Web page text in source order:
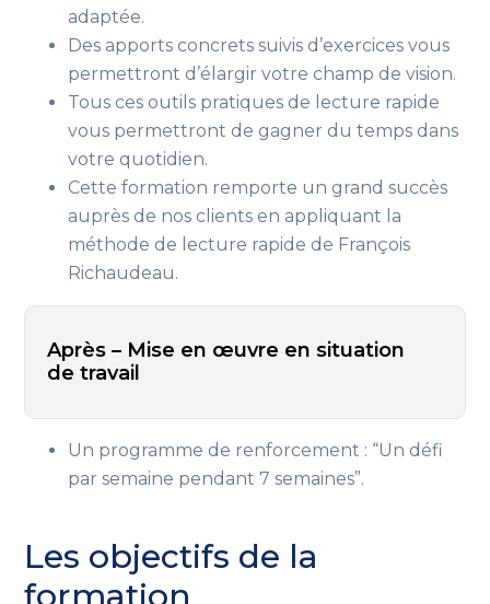
adaptée.
Des apports concrets suivis d’exercices vous
permettront d’élargir votre champ de vision.
Tous ces outils pratiques de lecture rapide
vous permettront de gagner du temps dans
votre quotidien.
Cette formation remporte un grand succès
auprès de nos clients en appliquant la
méthode de lecture rapide de François
Richaudeau.
Après – Mise en œuvre en situation
de travail
Un programme de renforcement : “Un défi
par semaine pendant 7 semaines”.
Les objectifs de la
formation